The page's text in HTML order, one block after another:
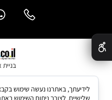
שלישיים, לצורך ניתוח השימוש